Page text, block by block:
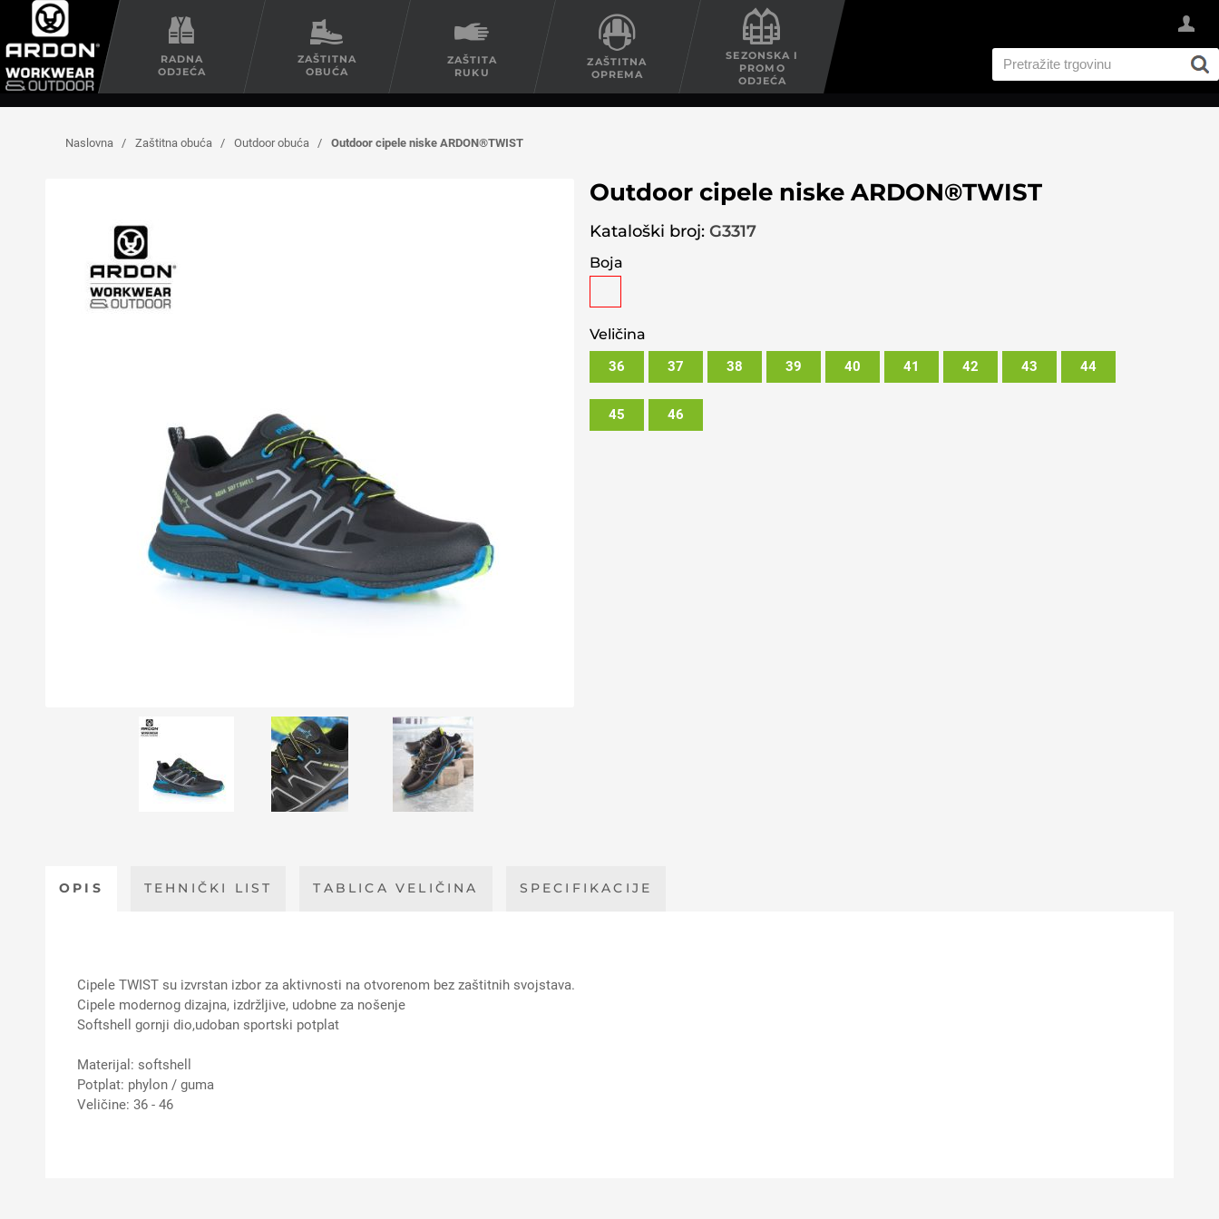
RADNA
ODJEĆA
ZAŠTITNA
OBUĆA
ZAŠTITA
RUKU
ZAŠTITNA
OPREMA
SEZONSKA I
PROMO
ODJEĆA
Naslovna / Zaštitna obuća / Outdoor obuća / Outdoor cipele niske ARDON®TWIST
Outdoor cipele niske ARDON®TWIST
Kataloški broj: G3317
Boja
Veličina
36 37 38 39 40 41 42 43 44
45 46
OPIS TEHNIČKI LIST TABLICA VELIČINA SPECIFIKACIJE
Cipele TWIST su izvrstan izbor za aktivnosti na otvorenom bez zaštitnih svojstava.
Cipele modernog dizajna, izdržljive, udobne za nošenje
Softshell gornji dio,udoban sportski potplat
Materijal: softshell
Potplat: phylon / guma
Veličine: 36 - 46